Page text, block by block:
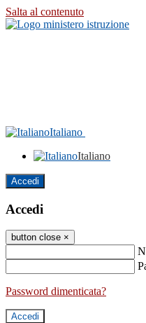
Salta al contenuto
Italiano
Italiano
Accedi
Accedi
button close ×
Password dimenticata?